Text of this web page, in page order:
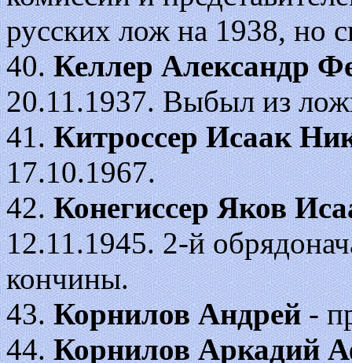
русских лож на 1938, но
40.Келлер Александр
20.11.1937. Выбыл из
41.Китроссер Исаак
17.10.1967.
42.Конегиссер Яков
12.11.1945. 2-й
кончины.
43.Корнилов Андрей-
44.Корнилов Аркадий